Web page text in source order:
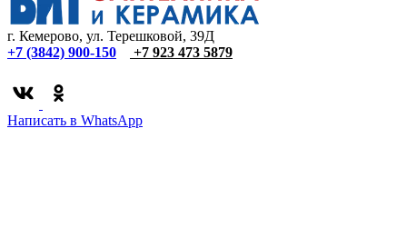
г. Кемерово, ул. Терешковой, 39Д
+7 (3842) 900-150
+7 923 473 5879
Написать в WhatsApp